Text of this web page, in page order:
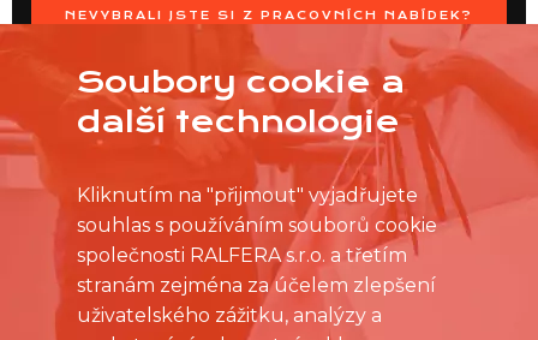
NEVYBRALI JSTE SI Z PRACOVNÍCH NABÍDEK?
OSLOVTE PRODEJNU PŘÍMO S VAŠIMI ČASOVÝMI
MOŽNOSTMI
Soubory cookie a
další technologie
Kliknutím na "přijmout" vyjadřujete
souhlas s používáním souborů cookie
společnosti RALFERA s.r.o. a třetím
stranám zejména za účelem zlepšení
uživatelského zážitku, analýzy a